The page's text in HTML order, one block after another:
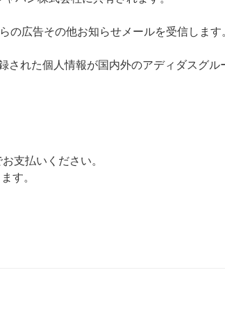
の広告その他お知らせメールを受信します
された個人情報が国内外のアディダスグル
支払いください。
す。